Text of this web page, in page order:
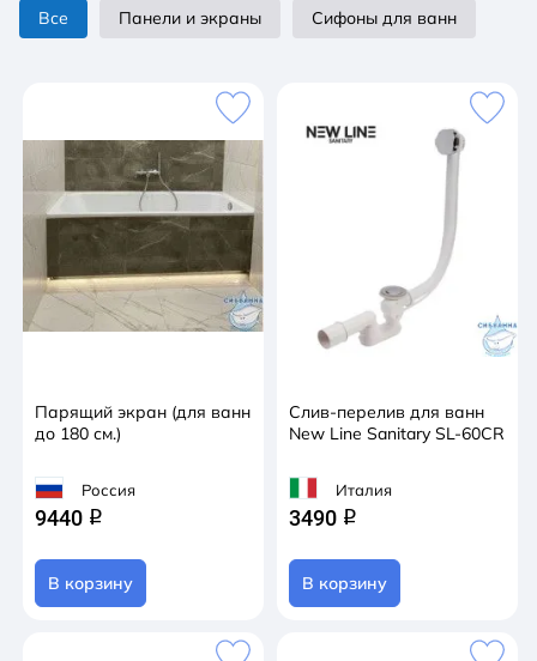
гидромассажа (кроме отдельно стоящих ванн).
акрила. Эта технология обеспечивает устойчивость
к истиранию,высокую прочность и химическую
прочность и обладает антискользящими
свойствами. Непористая поверхность литьевого
акрила обеспечивает защиту от осаждения грязи и
не создает благоприятную среду для развития
бактерий.
Все Панели и экраны Сифоны для ванн
Парящий экран (для ванн
до 180 см.)
Россия
9440 q
В корзину
Слив-перелив для ванн
New Line Sanitary SL-60CR
Италия
3490 q
В корзину